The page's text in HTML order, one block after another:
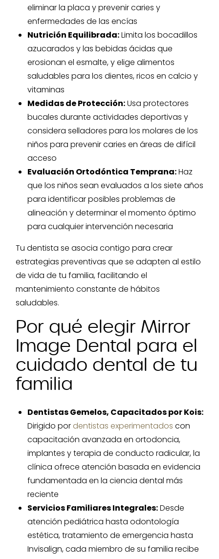
eliminar la placa y prevenir caries y
enfermedades de las encías
Nutrición Equilibrada:Limita los bocadillos
azucarados y las bebidas ácidas que
erosionan el esmalte, y elige alimentos
saludables para los dientes, ricos en calcio y
vitaminas
Medidas de Protección:Usa protectores
bucales durante actividades deportivas y
considera selladores para los molares de los
niños para prevenir caries en áreas de difícil
acceso
Evaluación Ortodóntica Temprana:Haz
que los niños sean evaluados a los siete años
para identificar posibles problemas de
alineación y determinar el momento óptimo
para cualquier intervención necesaria
Tu dentista se asocia contigo para crear
estrategias preventivas que se adapten al estilo
de vida de tu familia, facilitando el
mantenimiento constante de hábitos
saludables.
Por qué elegir Mirror
Image Dental para el
cuidado dental de tu
familia
Dentistas Gemelos, Capacitados por Kois:
Dirigido por dentistas experimentados con
capacitación avanzada en ortodoncia,
implantes y terapia de conducto radicular, la
clínica ofrece atención basada en evidencia
fundamentada en la ciencia dental más
reciente
Servicios Familiares Integrales:Desde
atención pediátrica hasta odontología
estética, tratamiento de emergencia hasta
Invisalign, cada miembro de su familia recibe